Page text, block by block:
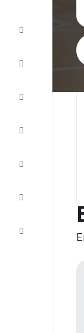
Kundenservice